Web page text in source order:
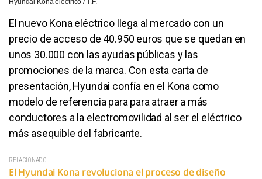
El nuevo Kona eléctrico llega al mercado con un
precio de acceso de 40.950 euros que se quedan en
unos 30.000 con las ayudas públicas y las
promociones de la marca. Con esta carta de
presentación, Hyundai confía en el Kona como
modelo de referencia para para atraer a más
conductores a la electromovilidad al ser el eléctrico
más asequible del fabricante.
RELACIONADO
El Hyundai Kona revoluciona el proceso de diseño